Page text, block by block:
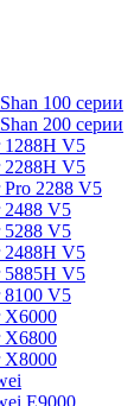
100 серии
200 серии
1288H V5
2288H V5
Pro 2288 V5
2488 V5
5288 V5
2488H V5
5885H V5
8100 V5
X6000
X6800
X8000
E9000